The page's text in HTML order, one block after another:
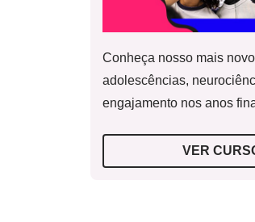
Conheça nosso mais
adolescências,
engajamento nos anos
VER